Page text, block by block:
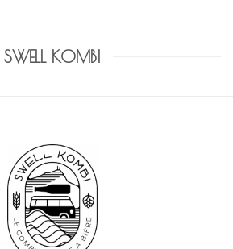
SWELL KOMBI